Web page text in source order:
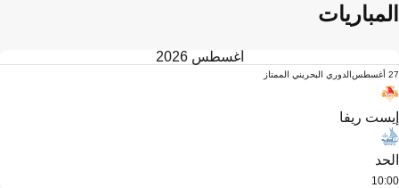
المباريات
أغسطس 2026
27 أغسطس الدوري البحريني الممتاز
إيست ريفا
الحد
10:00